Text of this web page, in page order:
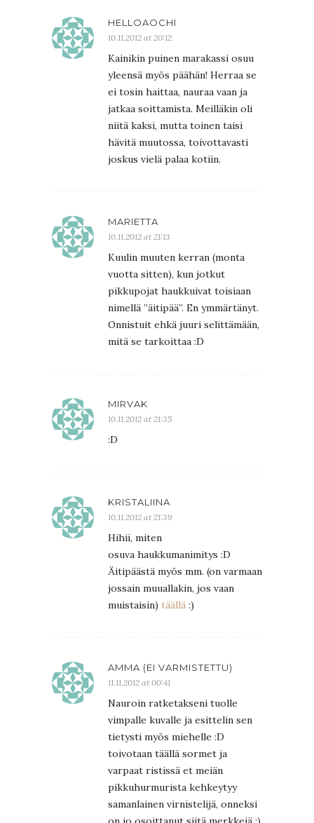
HELLOAOCHI
10.11.2012 at 20:12
Kainikin puinen marakassi osuu
yleensä myös päähän! Herraa se
ei tosin haittaa, nauraa vaan ja
jatkaa soittamista. Meilläkin oli
niitä kaksi, mutta toinen taisi
hävitä muutossa, toivottavasti
joskus vielä palaa kotiin.
MARIETTA
10.11.2012 at 21:13
Kuulin muuten kerran (monta
vuotta sitten), kun jotkut
pikkupojat haukkuivat toisiaan
nimellä ”äitipää”. En ymmärtänyt.
Onnistuit ehkä juuri selittämään,
mitä se tarkoittaa :D
MIRVAK
10.11.2012 at 21:35
:D
KRISTALIINA
10.11.2012 at 21:39
Hihii, miten
osuva haukkumanimitys :D
Äitipäästä myös mm. (on varmaan
jossain muuallakin, jos vaan
muistaisin) täällä :)
AMMA (EI VARMISTETTU)
11.11.2012 at 00:41
Nauroin ratketakseni tuolle
vimpalle kuvalle ja esittelin sen
tietysti myös miehelle :D
toivotaan täällä sormet ja
varpaat ristissä et meiän
pikkuhurmurista kehkeytyy
samanlainen virnistelijä, onneksi